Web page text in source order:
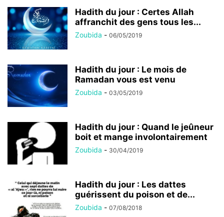
Hadith du jour : Certes Allah
affranchit des gens tous les...
Zoubida - 06/05/2019
Hadith du jour : Le mois de
Ramadan vous est venu
Zoubida - 03/05/2019
Hadith du jour : Quand le jeûneur
boit et mange involontairement
Zoubida - 30/04/2019
Hadith du jour : Les dattes
guérissent du poison et de...
Zoubida - 07/08/2018